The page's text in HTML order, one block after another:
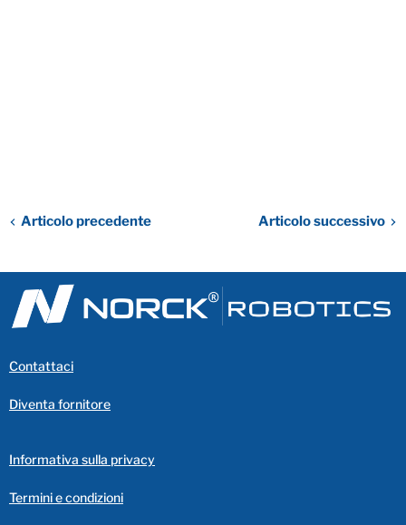
Articolo precedente Articolo successivo
Contattaci
Diventa fornitore
Informativa sulla privacy
Termini e condizioni